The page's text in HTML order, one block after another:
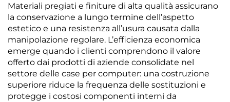
Materiali pregiati e finiture di alta qualità assicurano
la conservazione a lungo termine dell’aspetto
estetico e una resistenza all’usura causata dalla
manipolazione regolare. L’efficienza economica
emerge quando i clienti comprendono il valore
offerto dai prodotti di aziende consolidate nel
settore delle case per computer: una costruzione
superiore riduce la frequenza delle sostituzioni e
protegge i costosi componenti interni da